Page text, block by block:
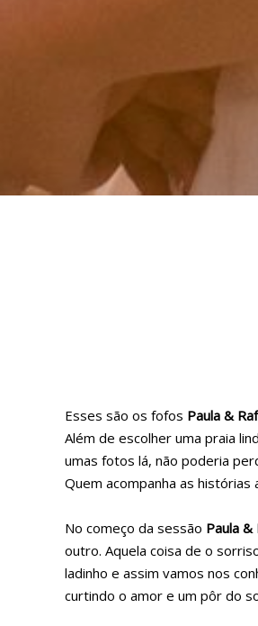
Esses são os fofos Paula &
Além de escolher uma praia
umas fotos lá, não poderia
Quem acompanha as
No começo da sessão Paula &
outro. Aquela coisa de o
ladinho e assim vamos nos
curtindo o amor e um pôr do